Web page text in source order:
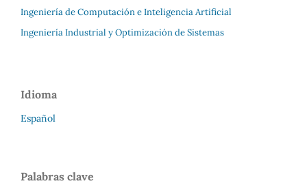
Ingeniería de Computación e Inteligencia Artificial
Ingeniería Industrial y Optimización de Sistemas
Idioma
Español
Palabras clave